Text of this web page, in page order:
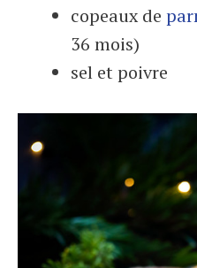
copeaux de
36 mois)
sel et poivre